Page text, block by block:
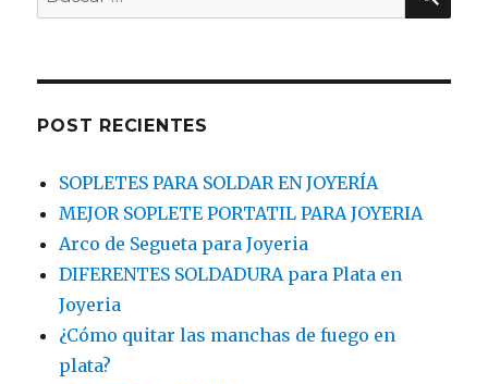
por:
POST RECIENTES
SOPLETES PARA SOLDAR EN JOYERÍA
MEJOR SOPLETE PORTATIL PARA JOYERIA
Arco de Segueta para Joyeria
DIFERENTES SOLDADURA para Plata en
Joyeria
¿Cómo quitar las manchas de fuego en
plata?